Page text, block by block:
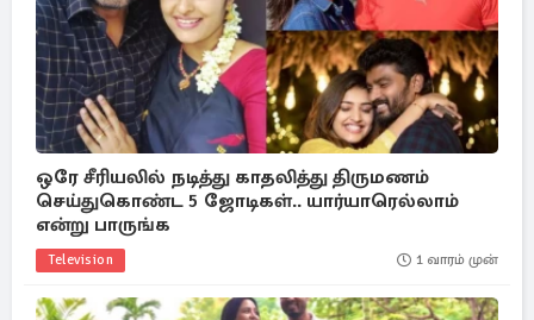
ஒரே சீரியலில் நடித்து காதலித்து திருமணம்
செய்துகொண்ட 5 ஜோடிகள்.. யார்யாரெல்லாம்
என்று பாருங்க
Television 1 வாரம் முன்